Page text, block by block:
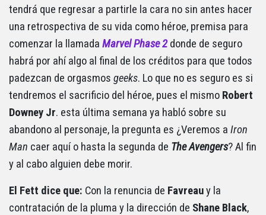
tendrá que regresar a partirle la cara no sin antes hacer
una retrospectiva de su vida como héroe, premisa para
comenzar la llamada Marvel Phase 2donde de seguro
habrá por ahí algo al final de los créditos para que todos
padezcan de orgasmos geeks. Lo que no es seguro es si
tendremos el sacrificio del héroe, pues el mismo Robert
Downey Jr. esta última semana ya habló sobre su
abandono al personaje, la pregunta es ¿Veremos a Iron
Man caer aquí o hasta la segunda de The Avengers? Al fin
y al cabo alguien debe morir.
El Fett dice que: Con la renuncia de Favreauy la
contratación de la pluma y la dirección de Shane Black,